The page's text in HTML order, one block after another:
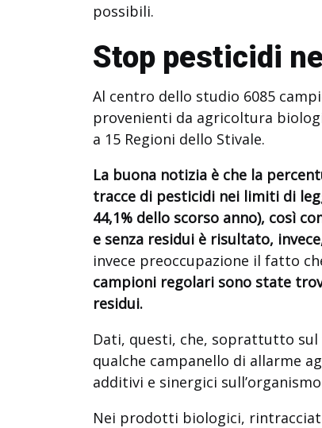
possibili.
Stop pesticidi
Al centro dello studio 6085
provenienti da agricoltura
a 15 Regioni dello Stivale.
La buona notizia è che la
tracce di pesticidi nei limiti di
44,1% dello scorso anno), così
e senza residui è risultato,
invece preoccupazione il fatto
campioni regolari sono state
residui.
Dati, questi, che, soprattutto
qualche campanello di allarme
additivi e sinergici
Nei prodotti biologici,